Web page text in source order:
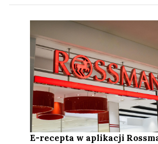
E-recepta w aplikacji